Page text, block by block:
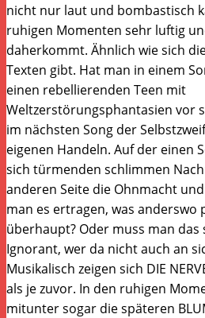
nicht nur laut und bombastisch
ruhigen Momenten sehr luftig
daherkommt. Ähnlich wie sich
Texten gibt. Hat man in einem
einen rebellierenden Teen mit
Weltzerstörungsphantasien vor
im nächsten Song der
eigenen Handeln. Auf der einen
sich türmenden schlimmen
anderen Seite die Ohnmacht
man es ertragen, was anderswo
überhaupt? Oder muss man das
Ignorant, wer da nicht auch an
Musikalisch zeigen sich DIE
als je zuvor. In den ruhigen
mitunter sogar die späteren